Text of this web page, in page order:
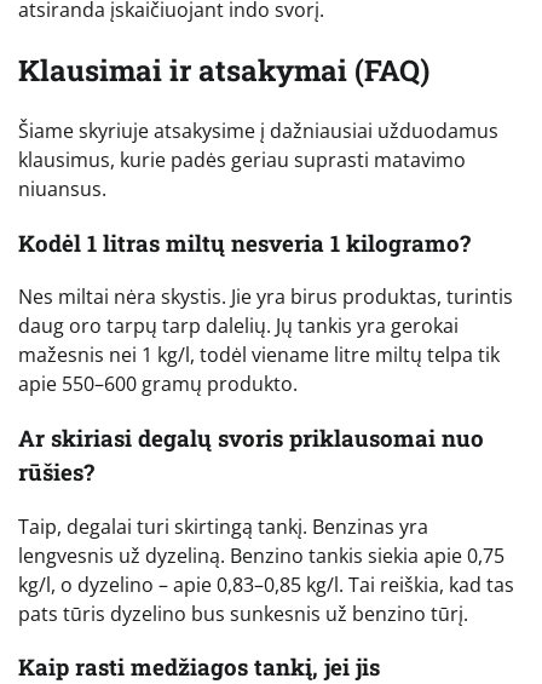
atsiranda įskaičiuojant indo svorį.
Klausimai ir atsakymai (FAQ)
Šiame skyriuje atsakysime į dažniausiai užduodamus
klausimus, kurie padės geriau suprasti matavimo
niuansus.
Kodėl 1 litras miltų nesveria 1 kilogramo?
Nes miltai nėra skystis. Jie yra birus produktas, turintis
daug oro tarpų tarp dalelių. Jų tankis yra gerokai
mažesnis nei 1 kg/l, todėl viename litre miltų telpa tik
apie 550–600 gramų produkto.
Ar skiriasi degalų svoris priklausomai nuo
rūšies?
Taip, degalai turi skirtingą tankį. Benzinas yra
lengvesnis už dyzeliną. Benzino tankis siekia apie 0,75
kg/l, o dyzelino – apie 0,83–0,85 kg/l. Tai reiškia, kad tas
pats tūris dyzelino bus sunkesnis už benzino tūrį.
Kaip rasti medžiagos tankį, jei jis